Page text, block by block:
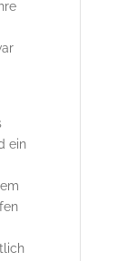
ein